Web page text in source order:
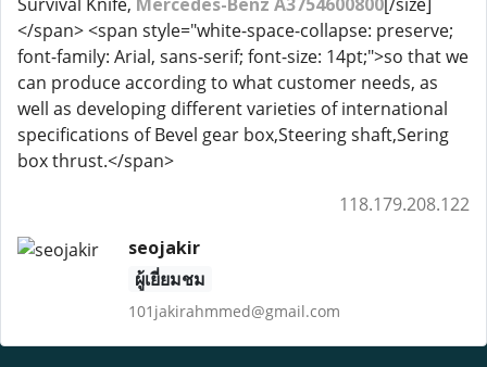
</span> <span style="white-space-collapse: preserve;
font-family: Arial, sans-serif; font-size: 14pt;">so that we
can produce according to what customer needs, as
well as developing different varieties of international
specifications of Bevel gear box,Steering shaft,Sering
box thrust.</span>
118.179.208.122
seojakir
ผู้เยี่ยมชม
101jakirahmmed@gmail.com